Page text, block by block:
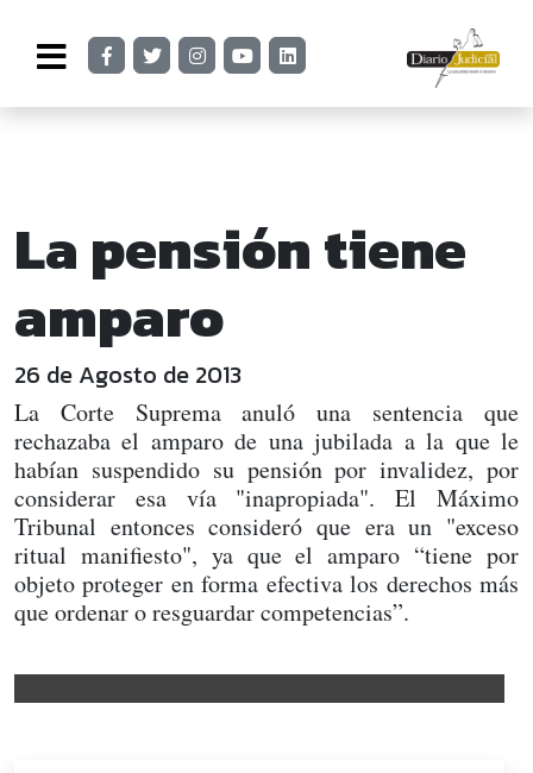
La pensión tiene
amparo
26 de Agosto de 2013
La Corte Suprema anuló una sentencia que
rechazaba el amparo de una jubilada a la que le
habían suspendido su pensión por invalidez, por
considerar esa vía "inapropiada". El Máximo
Tribunal entonces consideró que era un "exceso
ritual manifiesto", ya que el amparo “tiene por
objeto proteger en forma efectiva los derechos más
que ordenar o resguardar competencias”.